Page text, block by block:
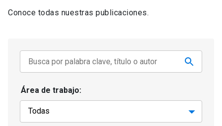
Conoce todas nuestras publicaciones.
Área de trabajo: